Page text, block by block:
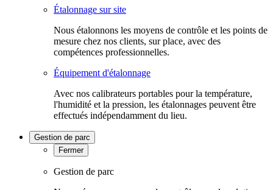
Étalonnage sur site
Nous étalonnons les moyens de contrôle et les points de
mesure chez nos clients, sur place, avec des
compétences professionnelles.
Équipement d'étalonnage
Avec nos calibrateurs portables pour la température,
l'humidité et la pression, les étalonnages peuvent être
effectués indépendamment du lieu.
Gestion de parc
Fermer
Gestion de parc